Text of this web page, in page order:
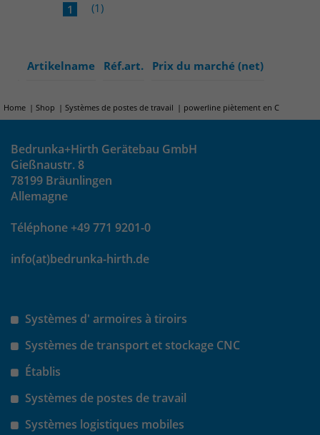
1 (1)
Artikelname Réf.art. Prix du marché (net)
Home Shop Systèmes de postes de travail powerline piètement en C
Bedrunka+Hirth Gerätebau GmbH
Gießnaustr. 8
78199 Bräunlingen
Allemagne
Téléphone +49 771 9201-0
info(at)bedrunka-hirth.de
Systèmes d' armoires à tiroirs
Systèmes de transport et stockage CNC
Établis
Systèmes de postes de travail
Systèmes logistiques mobiles